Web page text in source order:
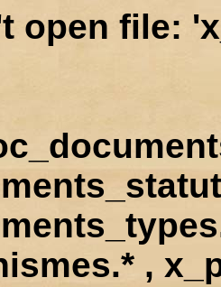
open file:
,